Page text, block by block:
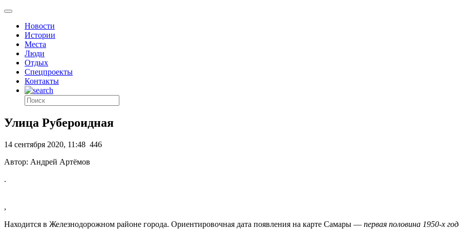
Новости
Истории
Места
Люди
Отдых
Спецпроекты
Контакты
Улица Рубероидная
14 сентября 2020, 11:48 446
Автор: Андрей Артёмов
.
,
Находится в Железнодорожном районе города. Ориентировочная дата появления на карте Самары — первая половина 1950-х